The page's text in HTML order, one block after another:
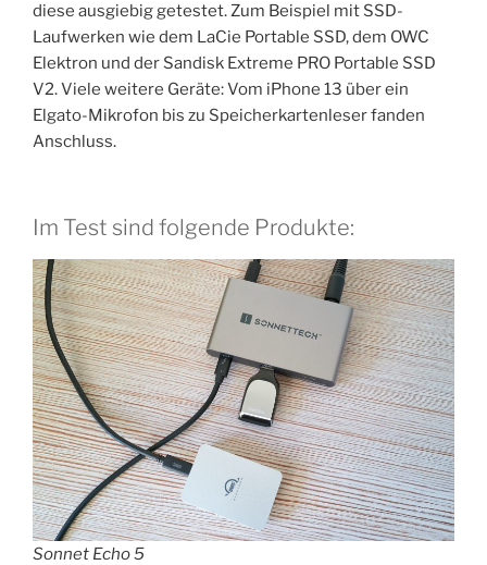
diese ausgiebig getestet. Zum Beispiel mit SSD-
Laufwerken wie dem LaCie Portable SSD, dem OWC
Elektron und der Sandisk Extreme PRO Portable SSD
V2. Viele weitere Geräte: Vom iPhone 13 über ein
Elgato-Mikrofon bis zu Speicherkartenleser fanden
Anschluss.
Im Test sind folgende Produkte:
Sonnet Echo 5